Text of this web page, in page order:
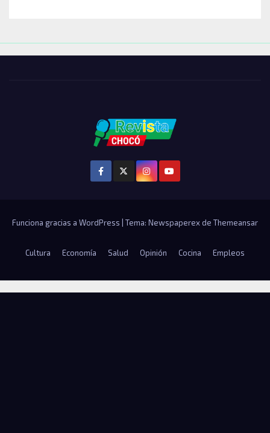
Funciona gracias a WordPress Tema: Newspaperex de Themeansar
Cultura Economía Salud Opinión Cocina Empleos